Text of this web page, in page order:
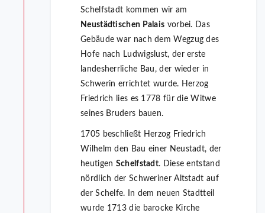
Schelfstadt kommen wir am
Neustädtischen Palais vorbei. Das
Gebäude war nach dem Wegzug des
Hofe nach Ludwigslust, der erste
landesherrliche Bau, der wieder in
Schwerin errichtet wurde. Herzog
Friedrich lies es 1778 für die Witwe
seines Bruders bauen.
1705 beschließt Herzog Friedrich
Wilhelm den Bau einer Neustadt, der
heutigen Schelfstadt. Diese entstand
nördlich der Schweriner Altstadt auf
der Schelfe. In dem neuen Stadtteil
wurde 1713 die barocke Kirche